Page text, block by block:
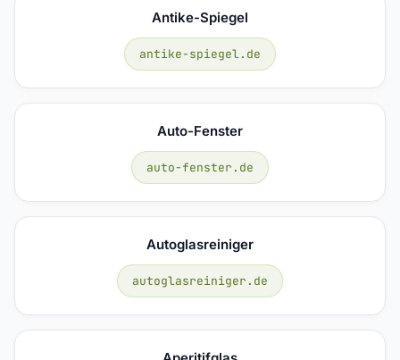
Antike-Spiegel
antike-spiegel.de
Auto-Fenster
auto-fenster.de
Autoglasreiniger
autoglasreiniger.de